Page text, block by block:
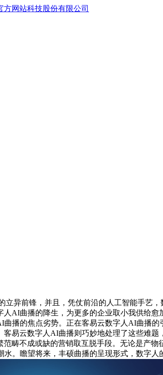
前锋，并且，凭仗前沿的人工智能手艺
AI曲播的降生，为更多的企业取小我供给
播的焦点劣势。正在客易云数字人AI曲播
易云数字人AI曲播则巧妙地处理了这些难
畴不成或缺的营销取互脱手段。无论是产
。瞻望将来，丰硕曲播的呈现形式，数字